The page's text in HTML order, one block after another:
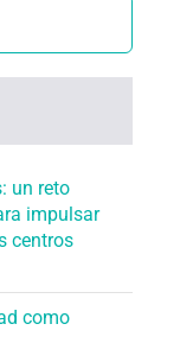
un reto
impulsar
centros
como